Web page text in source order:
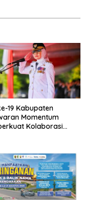
19 Kabupaten
Momentum
Kolaborasi